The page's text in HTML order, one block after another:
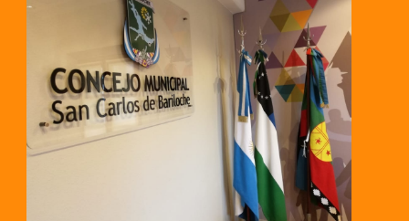
REFORMA DE LA CARTA ORGÁNICA